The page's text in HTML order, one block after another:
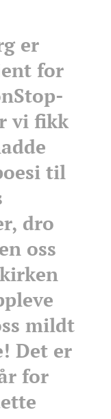
er
for
vi fikk
til
dro
oss
mildt
Det er
for